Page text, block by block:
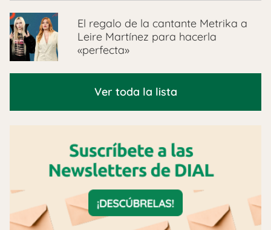
El regalo de la cantante Metrika a
Leire Martínez para hacerla
«perfecta»
Ver toda la lista